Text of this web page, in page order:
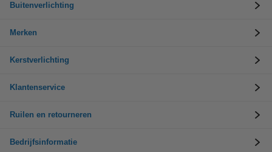
Buitenverlichting
Merken
Kerstverlichting
Klantenservice
Ruilen en retourneren
Bedrijfsinformatie